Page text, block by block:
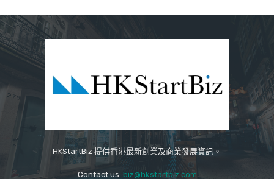
HKStartBiz 提供香港最新創業及商業發展資訊。
Contact us: biz@hkstartbiz.com